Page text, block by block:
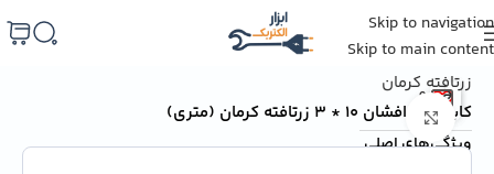
Skip to navigation
Skip to main content
خانه/سیم و کابل/ سیم و کابل زرتافته کرمان
زرتافته کرمان
کابل برق افشان 10 * 3 زرتافته کرمان (متری)
ویژگی‌های اصلی
برای بزرگنمایی کلیک کنید